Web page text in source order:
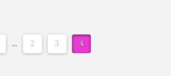
... 2 3 4